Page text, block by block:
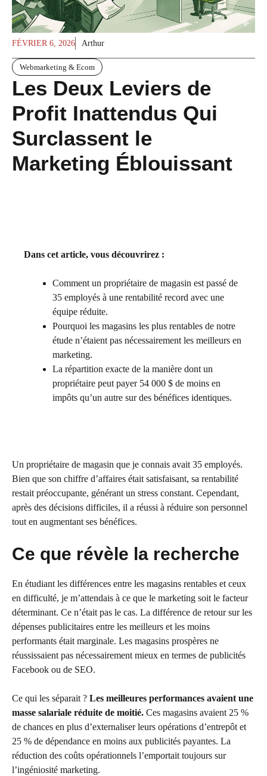
FÉVRIER 6, 2026 Arthur
Webmarketing & Ecom
Les Deux Leviers de
Profit Inattendus Qui
Surclassent le
Marketing Éblouissant
Dans cet article, vous découvrirez :
Comment un propriétaire de magasin est passé de
35 employés à une rentabilité record avec une
équipe réduite.
Pourquoi les magasins les plus rentables de notre
étude n’étaient pas nécessairement les meilleurs en
marketing.
La répartition exacte de la manière dont un
propriétaire peut payer 54 000 $ de moins en
impôts qu’un autre sur des bénéfices identiques.
Un propriétaire de magasin que je connais avait 35 employés.
Bien que son chiffre d’affaires était satisfaisant, sa rentabilité
restait préoccupante, générant un stress constant. Cependant,
après des décisions difficiles, il a réussi à réduire son personnel
tout en augmentant ses bénéfices.
Ce que révèle la recherche
En étudiant les différences entre les magasins rentables et ceux
en difficulté, je m’attendais à ce que le marketing soit le facteur
déterminant. Ce n’était pas le cas. La différence de retour sur les
dépenses publicitaires entre les meilleurs et les moins
performants était marginale. Les magasins prospères ne
réussissaient pas nécessairement mieux en termes de publicités
Facebook ou de SEO.
Ce qui les séparait ? Les meilleures performances avaient une
masse salariale réduite de moitié. Ces magasins avaient 25 %
de chances en plus d’externaliser leurs opérations d’entrepôt et
25 % de dépendance en moins aux publicités payantes. La
réduction des coûts opérationnels l’emportait toujours sur
l’ingéniosité marketing.